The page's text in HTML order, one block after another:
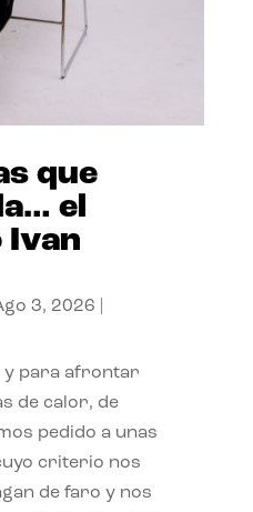
que
el
3, 2026
y para afrontar
de calor, de
pedido a unas
criterio nos
de faro y nos